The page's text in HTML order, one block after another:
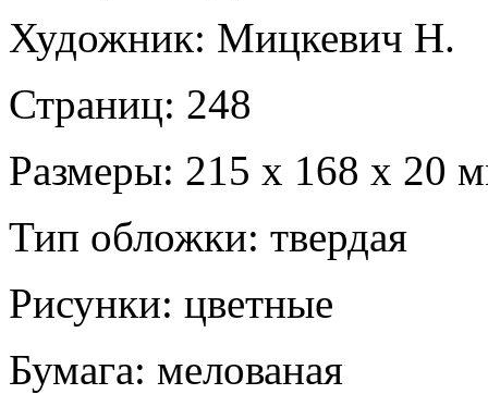
Художник: Мицкевич Н.
Страниц: 248
Размеры: 215 х 168 х 20
Тип обложки: твердая
Рисунки: цветные
Бумага: мелованая